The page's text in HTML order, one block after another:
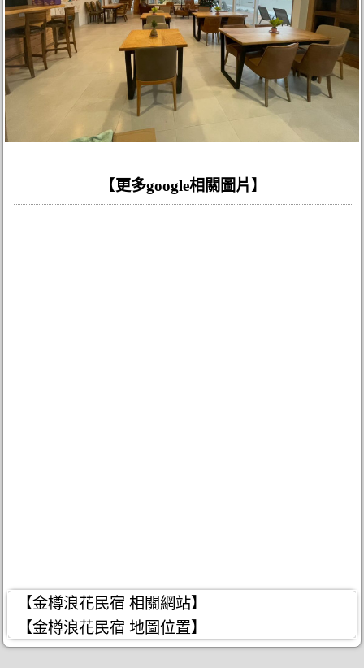
【 更多google相關圖片 】
【金樽浪花民宿 相關網站】
【金樽浪花民宿 地圖位置】